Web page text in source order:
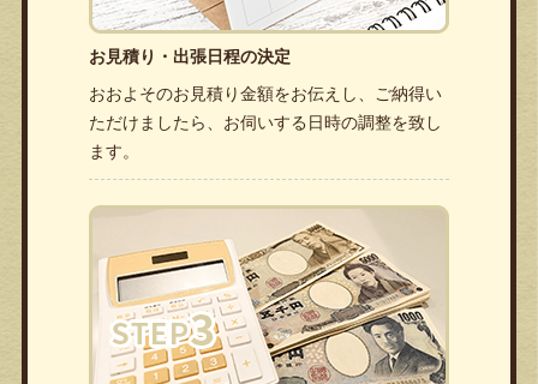
お見積り・出張日程の決定
おおよそのお見積り金額をお伝えし、ご納得い
ただけましたら、お伺いする日時の調整を致し
ます。